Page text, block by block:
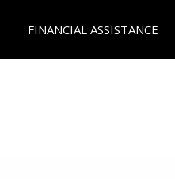
FINANCIAL ASSISTANCE